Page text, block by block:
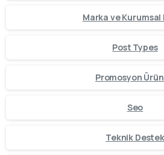
Marka ve Kurumsal
Post Types
Promosyon
Seo
Teknik Destek